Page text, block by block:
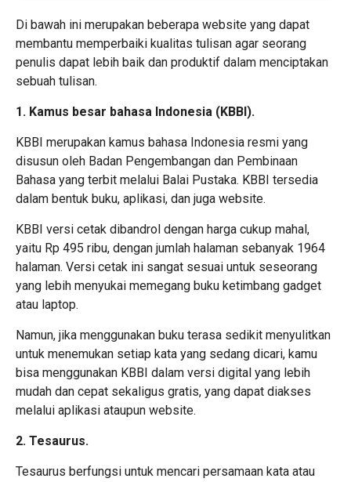
Di bawah ini merupakan beberapa website yang dapat
membantu memperbaiki kualitas tulisan agar seorang
penulis dapat lebih baik dan produktif dalam menciptakan
sebuah tulisan.
1. Kamus besar bahasa Indonesia (KBBI).
KBBI merupakan kamus bahasa Indonesia resmi yang
disusun oleh Badan Pengembangan dan Pembinaan
Bahasa yang terbit melalui Balai Pustaka. KBBI tersedia
dalam bentuk buku, aplikasi, dan juga website.
KBBI versi cetak dibandrol dengan harga cukup mahal,
yaitu Rp 495 ribu, dengan jumlah halaman sebanyak 1964
halaman. Versi cetak ini sangat sesuai untuk seseorang
yang lebih menyukai memegang buku ketimbang gadget
atau laptop.
Namun, jika menggunakan buku terasa sedikit menyulitkan
untuk menemukan setiap kata yang sedang dicari, kamu
bisa menggunakan KBBI dalam versi digital yang lebih
mudah dan cepat sekaligus gratis, yang dapat diakses
melalui aplikasi ataupun website.
2. Tesaurus.
Tesaurus berfungsi untuk mencari persamaan kata atau